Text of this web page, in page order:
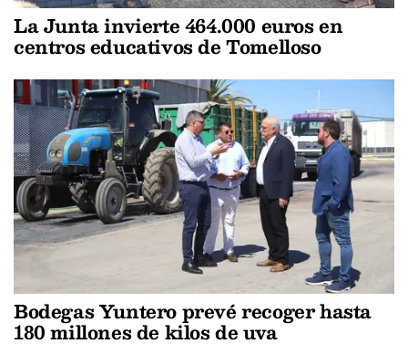
La Junta invierte 464.000 euros en
centros educativos de Tomelloso
Bodegas Yuntero prevé recoger hasta
180 millones de kilos de uva